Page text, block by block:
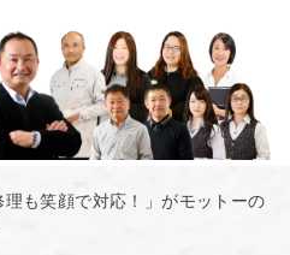
も笑顔で対応！」がモットーの